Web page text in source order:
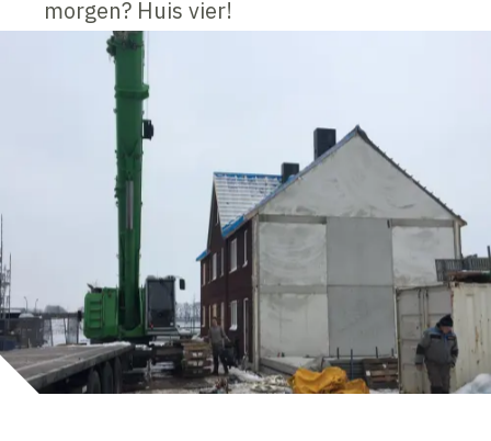
morgen? Huis vier!